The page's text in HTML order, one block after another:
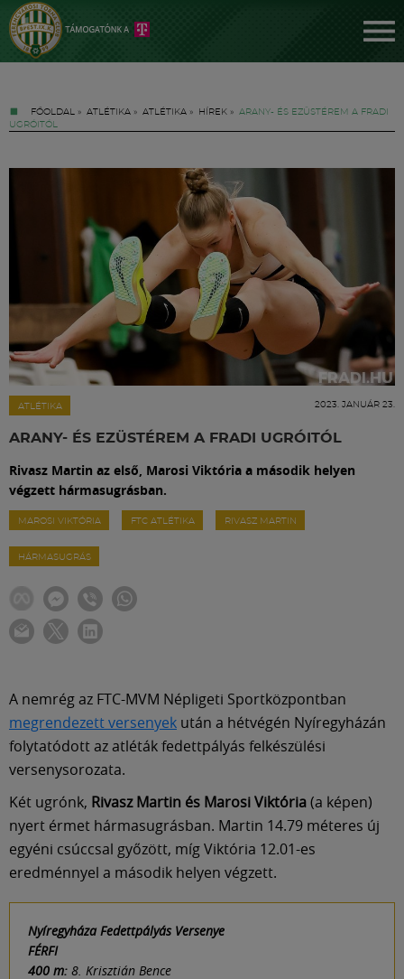
FŐOLDAL » ATLÉTIKA » ATLÉTIKA » HÍREK » ARANY- ÉS EZÜSTÉREM A FRADI
UGRÓITÓL
ATLÉTIKA 2023. JANUÁR 23.
ARANY- ÉS EZÜSTÉREM A FRADI UGRÓITÓL
Rivasz Martin az első, Marosi Viktória a második helyen
végzett hármasugrásban.
MAROSI VIKTÓRIA FTC ATLÉTIKA RIVASZ MARTIN
HÁRMASUGRÁS
A nemrég az FTC-MVM Népligeti Sportközpontban
megrendezett versenyek után a hétvégén Nyíregyházán
folytatódott az atléták fedettpályás felkészülési
versenysorozata.
Két ugrónk, Rivasz Martin és Marosi Viktória(a képen)
nyert érmet hármasugrásban. Martin 14.79 méteres új
egyéni csúccsal győzött, míg Viktória 12.01-es
eredménnyel a második helyen végzett.
Nyíregyháza Fedettpályás Versenye
FÉRFI
400 m: 8. Krisztián Bence
FM YouTube +
Hírek
Labdarúgás
Szakosztályok
Meccscenter
Klub
Szolgáltatások
Shop
Közösség
Múzeum
English